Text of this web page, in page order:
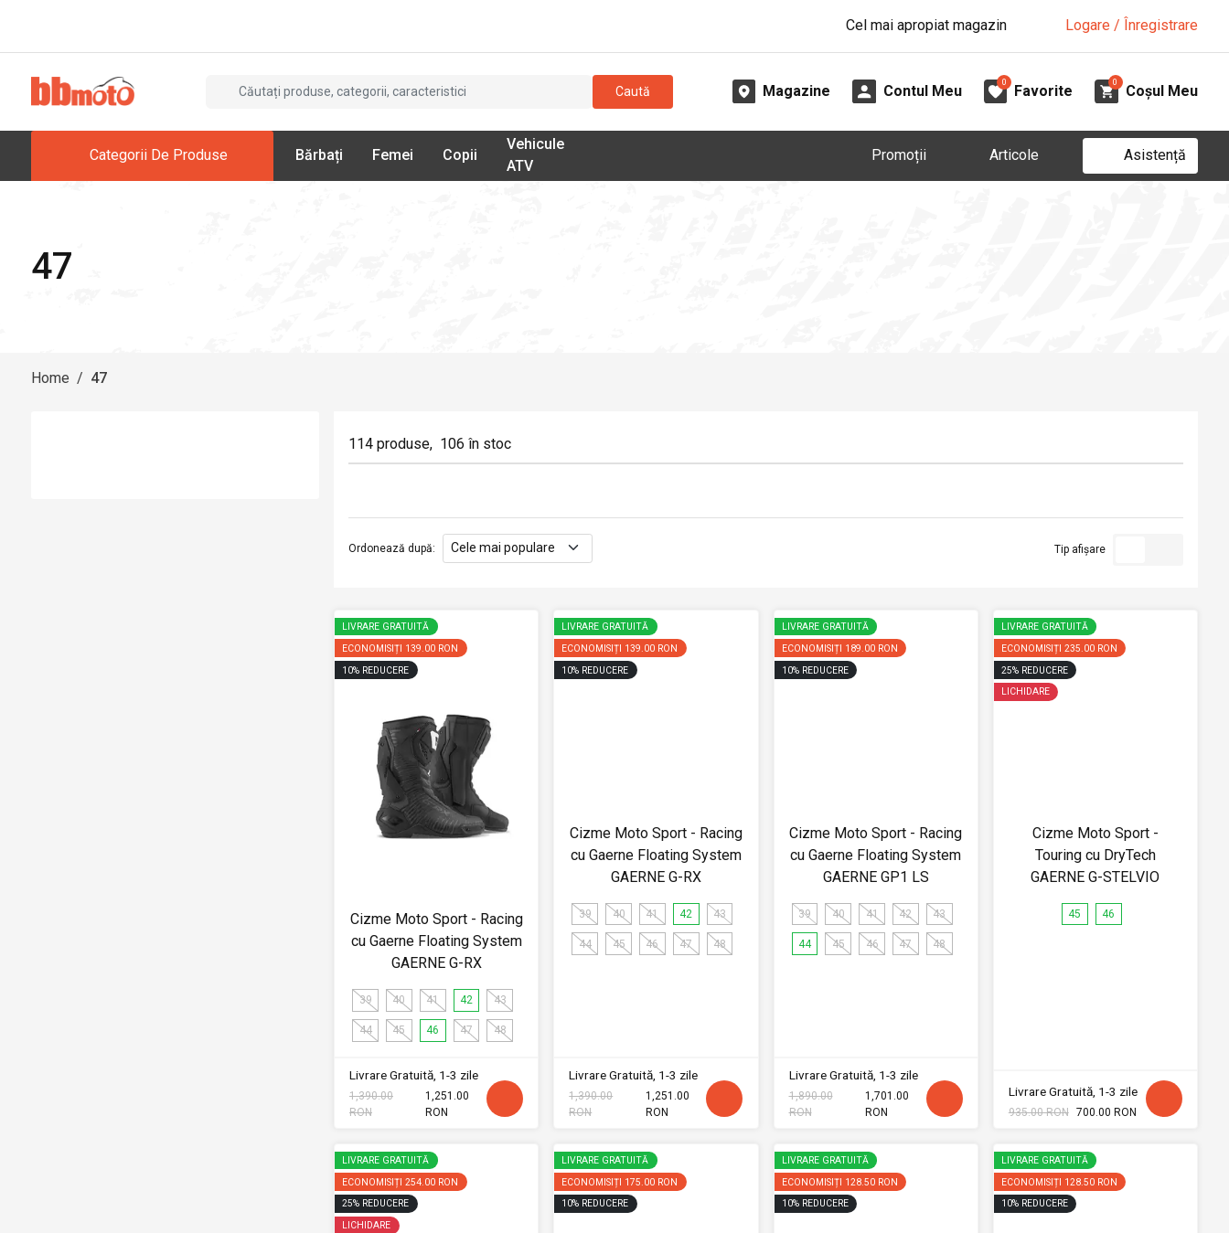
Cel mai apropiat magazin Logare / Înregistrare
Caută Magazine Contul Meu
0
Favorite
0
Coșul Meu
Categorii De Produse Bărbați Femei Copii
Vehicule
ATV
Promoții Articole Asistență
47
Home / 47
114 produse, 106 în stoc
Ordonează după: Tip afișare
LIVRARE GRATUITĂ
ECONOMISIȚI 139.00 RON
10% REDUCERE
Cizme Moto Sport - Racing
cu Gaerne Floating System
GAERNE G-RX
39 40 41 42 43
44 45 46 47 48
Livrare Gratuită, 1-3 zile
1,390.00
RON
1,251.00
RON
LIVRARE GRATUITĂ
ECONOMISIȚI 139.00 RON
10% REDUCERE
Cizme Moto Sport - Racing
cu Gaerne Floating System
GAERNE G-RX
39 40 41 42 43
44 45 46 47 48
Livrare Gratuită, 1-3 zile
1,390.00
RON
1,251.00
RON
LIVRARE GRATUITĂ
ECONOMISIȚI 189.00 RON
10% REDUCERE
Cizme Moto Sport - Racing
cu Gaerne Floating System
GAERNE GP1 LS
39 40 41 42 43
44 45 46 47 48
Livrare Gratuită, 1-3 zile
1,890.00
RON
1,701.00
RON
LIVRARE GRATUITĂ
ECONOMISIȚI 235.00 RON
25% REDUCERE
LICHIDARE
Cizme Moto Sport -
Touring cu DryTech
GAERNE G-STELVIO
45 46
Livrare Gratuită, 1-3 zile
935.00 RON 700.00 RON
LIVRARE GRATUITĂ
ECONOMISIȚI 254.00 RON
25% REDUCERE
LICHIDARE
LIVRARE GRATUITĂ
ECONOMISIȚI 175.00 RON
10% REDUCERE
LIVRARE GRATUITĂ
ECONOMISIȚI 128.50 RON
10% REDUCERE
LIVRARE GRATUITĂ
ECONOMISIȚI 128.50 RON
10% REDUCERE